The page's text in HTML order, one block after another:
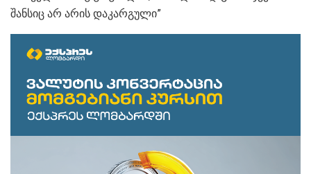
შანსიც არ არის დაკარგული”